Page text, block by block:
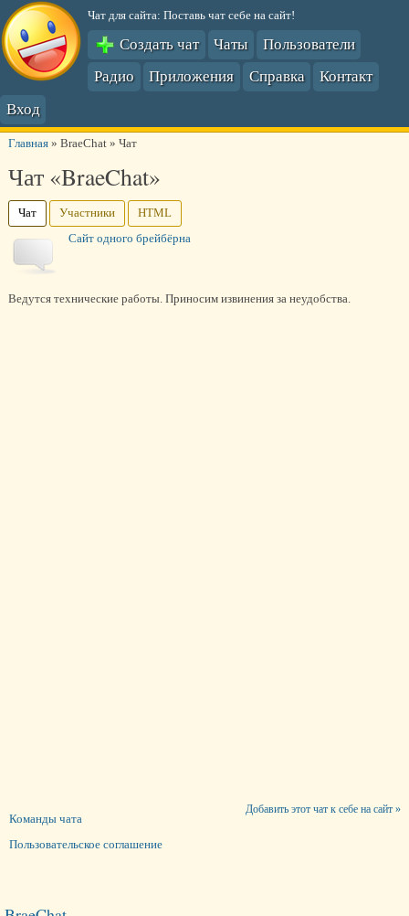
Чат для сайта: Поставь чат себе на сайт!
Создать чат Чаты
Пользователи
Радио
Приложения Справка
Контакт
Вход
Главная» BraeChat» Чат
Чат «BraeChat»
Чат Участники
HTML
Сайт одного брейбёрна
Добавить этот чат к себе на сайт »
Команды чата
Пользовательское соглашение